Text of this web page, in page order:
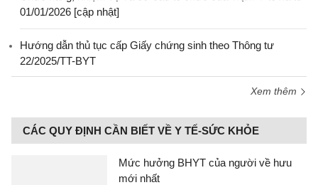
01/01/2026 [cập nhật]
Hướng dẫn thủ tục cấp Giấy chứng sinh theo Thông tư
22/2025/TT-BYT
Xem thêm
CÁC QUY ĐỊNH CẦN BIẾT VỀ Y TẾ-SỨC KHỎE
Mức hưởng BHYT của người về hưu
mới nhất